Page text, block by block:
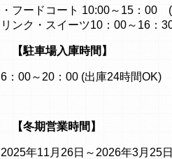
・フードコート 10:00～15：00
リンク・スイーツ10：00～16：
【駐車場入庫時間】
6：00～20：00 (出庫24時間OK)
【冬期営業時間】
2025年11月26日～2026年3月25日